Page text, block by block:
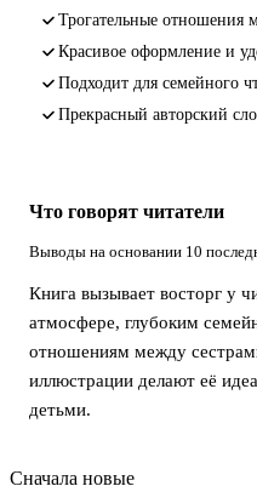
Трогательные отношения
Красивое оформление и
Подходит для семейного
Прекрасный авторский
Что говорят читатели
Выводы на основании 10
Книга вызывает восторг у
атмосфере, глубоким
отношениям между
иллюстрации делают её
детьми.
Сначала новые